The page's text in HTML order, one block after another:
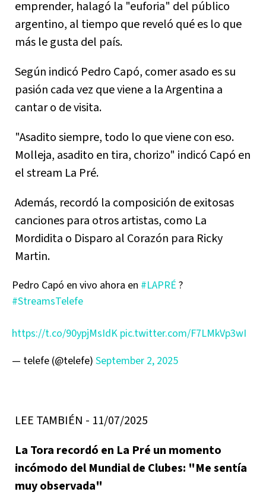
emprender, halagó la "euforia" del público
argentino, al tiempo que reveló qué es lo que
más le gusta del país.
Según indicó Pedro Capó, comer asado es su
pasión cada vez que viene a la Argentina a
cantar o de visita.
"Asadito siempre, todo lo que viene con eso.
Molleja, asadito en tira, chorizo" indicó Capó en
el stream La Pré.
Además, recordó la composición de exitosas
canciones para otros artistas, como La
Mordidita o Disparo al Corazón para Ricky
Martin.
Pedro Capó en vivo ahora en #LAPRÉ ?
#StreamsTelefe
https://t.co/90ypjMsIdK pic.twitter.com/F7LMkVp3wI
— telefe (@telefe) September 2, 2025
LEE TAMBIÉN - 11/07/2025
La Tora recordó en La Pré un momento
incómodo del Mundial de Clubes: "Me sentía
muy observada"